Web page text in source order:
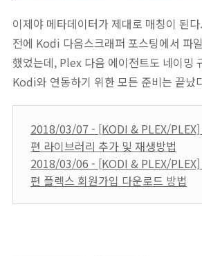
이제야 메타데이터가 제대로 매칭이 된다.
전에 Kodi 다음스크래퍼 포스팅에서 파
했었는데, Plex 다음 에이전트도 네이밍
Kodi와 연동하기 위한 모든 준비는 끝났
2018/03/07 - [KODI & PLEX/PLEX]
편 라이브러리 추가 및 재생방법
2018/03/06 - [KODI & PLEX/
편 플렉스 회원가입 다운로드 방법